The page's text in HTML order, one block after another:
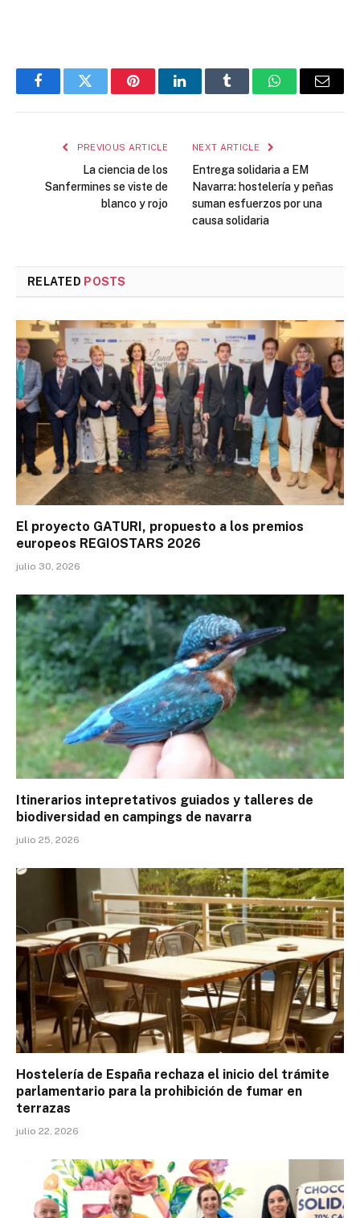
FacebookTwitter PinterestLinkedInTumblr WhatsAppEmail
PREVIOUS ARTICLE
La ciencia de los
Sanfermines se viste de
blanco y rojo
NEXT ARTICLE
Entrega solidaria a EM
Navarra: hostelería y peñas
suman esfuerzos por una
causa solidaria
RELATED POSTS
El proyecto GATURI, propuesto a los premios
europeos REGIOSTARS 2026
julio 30, 2026
Itinerarios intepretativos guiados y talleres de
biodiversidad en campings de navarra
julio 25, 2026
Hostelería de España rechaza el inicio del trámite
parlamentario para la prohibición de fumar en
terrazas
julio 22, 2026